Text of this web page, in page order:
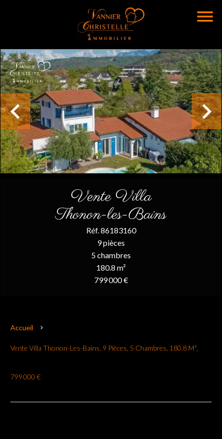
Vente Villa
Thonon-les-Bains
Réf. 86183160
9 pièces
5 chambres
180.8 m²
799 000 €
Accueil
Vente Villa Thonon-Les-Bains, 9 Pièces, 5 Chambres, 180.8 M²,
799 000 €